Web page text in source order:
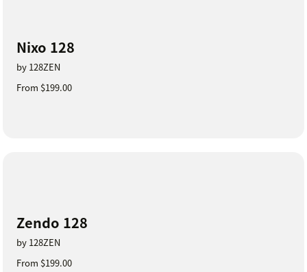
Nixo 128
by 128ZEN
From $199.00
Zendo 128
by 128ZEN
From $199.00